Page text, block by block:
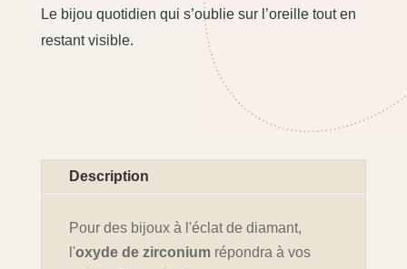
Le bijou quotidien qui s’oublie sur l’oreille tout en
restant visible.
Description
Pour des bijoux à l'éclat de diamant,
l'oxyde de zirconiumrépondra à vos